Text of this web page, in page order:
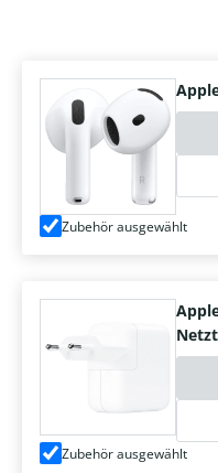
Zubehör ausgewählt
Zubehör ausgewählt